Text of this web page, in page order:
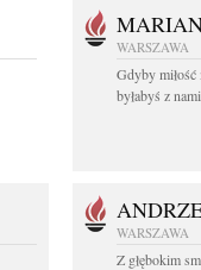
WARSZAWA
Gdyby miłość
byłabyś z
WARSZAWA
Z głębokim